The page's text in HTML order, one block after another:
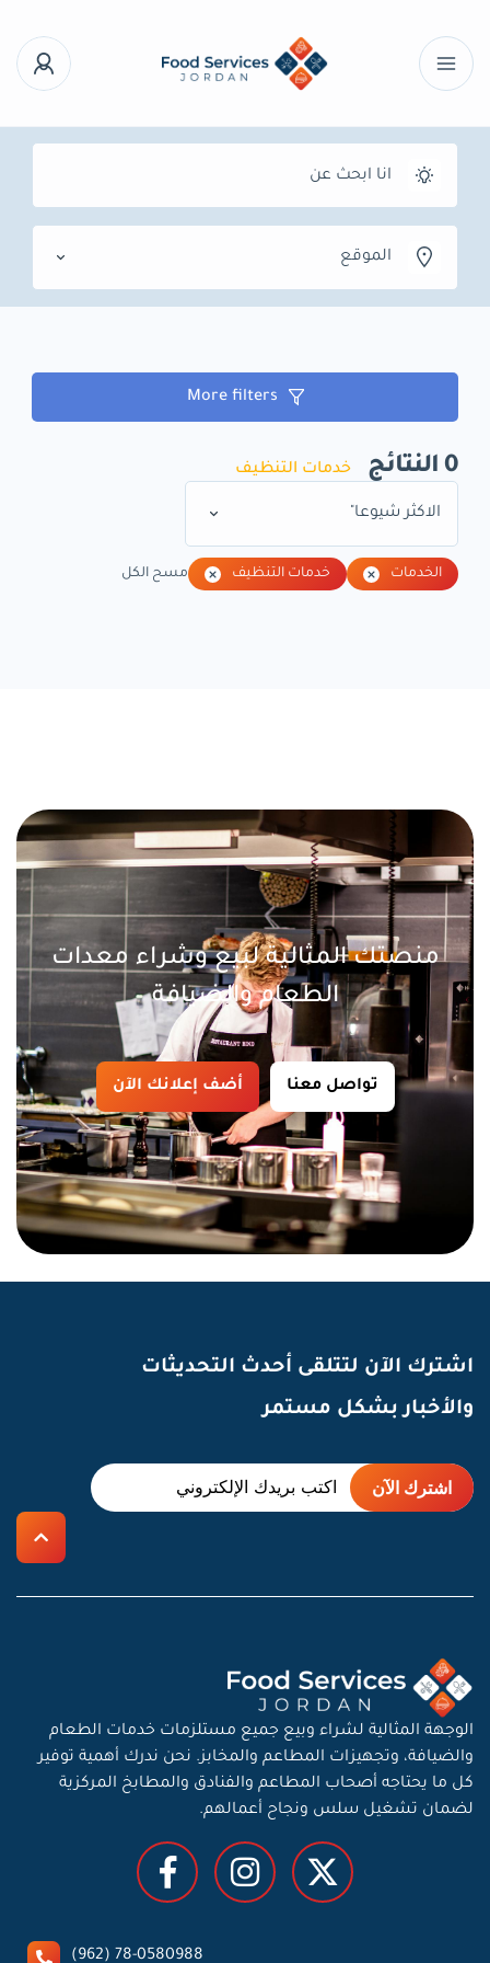
الموقع
More filters
0 النتائج خدمات التنظيف
الاكثر شيوعا"
الخدمات خدمات التنظيف مسح الكل
منصتك المثالية لبيع وشراء معدات
الطعام والضيافة
تواصل معنا أضف إعلانك الآن
اشترك الآن لتتلقى أحدث التحديثات
والأخبار بشكل مستمر
الوجهة المثالية لشراء وبيع جميع مستلزمات خدمات الطعام
والضيافة، وتجهيزات المطاعم والمخابز. نحن ندرك أهمية توفير
كل ما يحتاجه أصحاب المطاعم والفنادق والمطابخ المركزية
لضمان تشغيل سلس ونجاح أعمالهم.
78-0580988 (962)